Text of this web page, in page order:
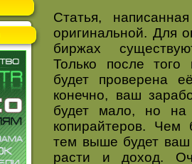
Статья,
оригинальной. Для
биржах
Только после того
будет проверена
конечно, ваш
будет мало, но на
копирайтеров. Чем
тем выше будет ваш
расти и доход.